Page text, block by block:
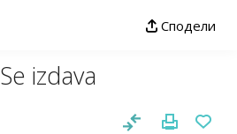
Сподели
Se izdava